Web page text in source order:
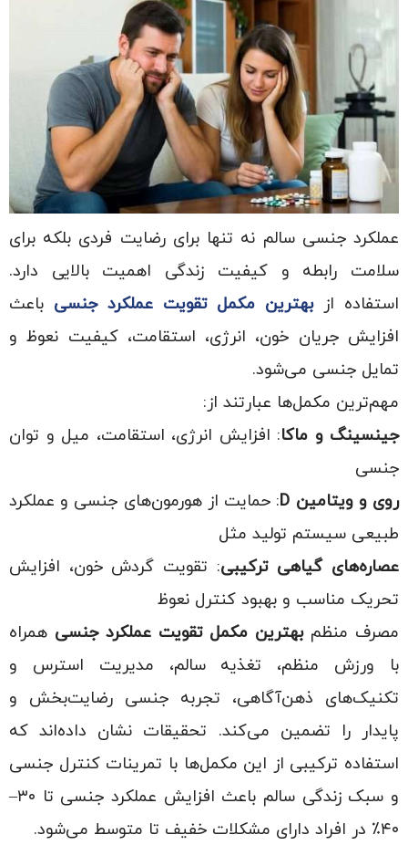
عملکرد جنسی سالم نه تنها برای رضایت فردی بلکه برای
سلامت رابطه و کیفیت زندگی اهمیت بالایی دارد.
استفاده ازبهترین مکمل تقویت عملکرد جنسی باعث
افزایش جریان خون، انرژی، استقامت، کیفیت نعوظ و
تمایل جنسی می‌شود.
مهم‌ترین مکمل‌ها عبارتند از:
جینسینگ و ماکا: افزایش انرژی، استقامت، میل و توان
جنسی
روی و ویتامین
: حمایت از هورمون‌های جنسی و عملکرد
طبیعی سیستم تولید مثل
عصاره‌های گیاهی ترکیبی: تقویت گردش خون، افزایش
تحریک مناسب و بهبود کنترل نعوظ
مصرف منظمبهترین مکمل تقویت عملکرد جنسی همراه
با ورزش منظم، تغذیه سالم، مدیریت استرس و
تکنیک‌های ذهن‌آگاهی، تجربه جنسی رضایت‌بخش و
پایدار را تضمین می‌کند. تحقیقات نشان داده‌اند که
استفاده ترکیبی از این مکمل‌ها با تمرینات کنترل جنسی
و سبک زندگی سالم باعث افزایش عملکرد جنسی تا ۳۰–
۴۰٪ در افراد دارای مشکلات خفیف تا متوسط می‌شود.